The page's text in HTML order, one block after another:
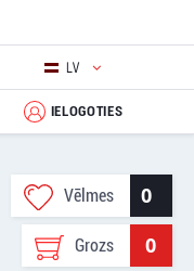
LV
IELOGOTIES
Vēlmes 0
Grozs 0